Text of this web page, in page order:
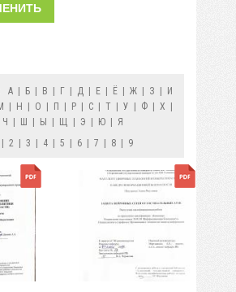
А Б В Г Д Е Ё Ж З
И
Н О П Р С Т У Ф Х
Ч Ш Ы Щ Э Ю
Я
2 3 4 5 6 7 8 9